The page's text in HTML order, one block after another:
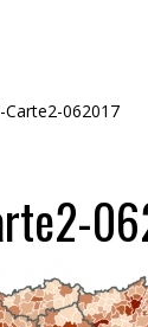
Carte2-062017